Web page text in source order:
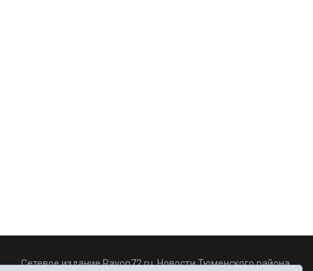
Сетевое издание Rayon72.ru. Новости Тюменского района.